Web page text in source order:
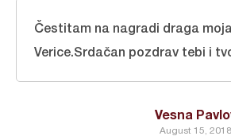
Vesna
August 15,
Čestitam na nagradi draga
Verice.Srdačan pozdrav tebi i